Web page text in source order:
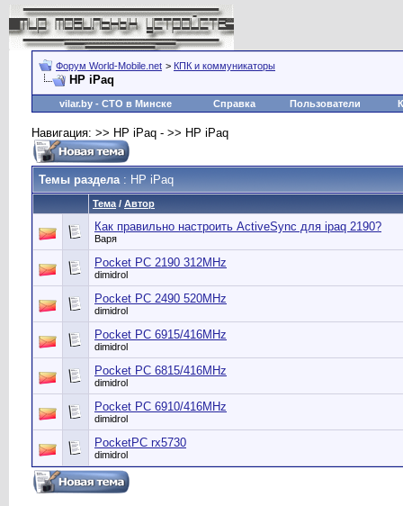
Форум World-Mobile.net > КПК и коммуникаторы
HP iPaq
vilar.by - СТО в Минске Справка Пользователи
Навигация: >> HP iPaq - >> HP iPaq
Темы раздела: HP iPaq
Тема / Автор
Как правильно настроить ActiveSync для ipaq 2190?
Варя
Pocket PC 2190 312MHz
dimidrol
Pocket PC 2490 520MHz
dimidrol
Pocket PC 6915/416MHz
dimidrol
Pocket PC 6815/416MHz
dimidrol
Pocket PC 6910/416MHz
dimidrol
PocketPC rx5730
dimidrol